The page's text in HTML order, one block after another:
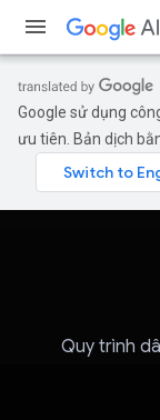
Google sử dụng
ưu tiên. Bản dịch
Quy trình